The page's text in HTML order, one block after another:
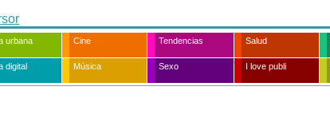
urbana Cine Tendencias Salud
digital Música Sexo I love publi